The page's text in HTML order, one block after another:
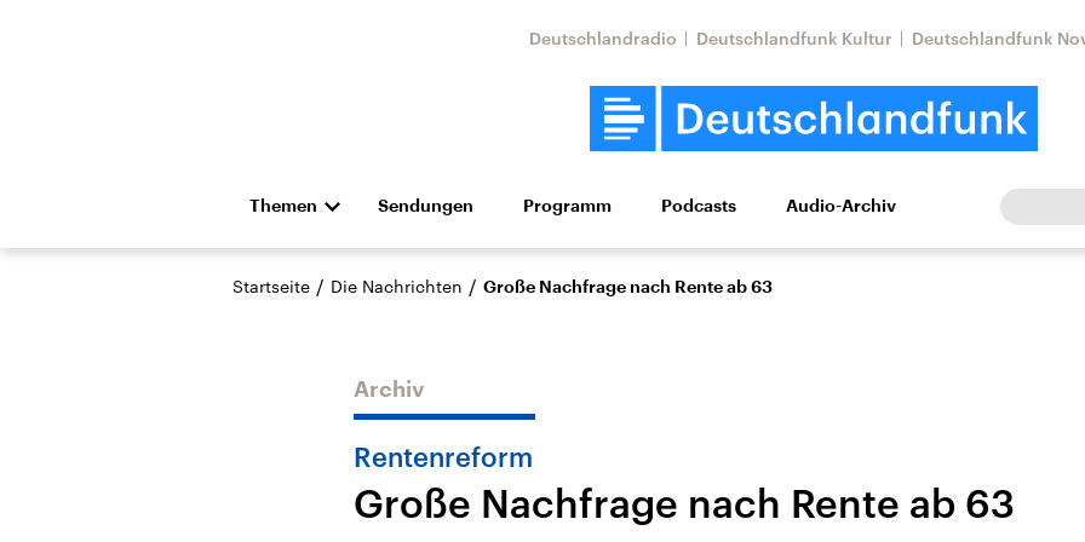
Deutschlandradio Deutschlandfunk Kultur Deutschlandfunk
Themen
Die Nachrichten Politik Wirtschaft Wissen Kultur Europa
Hörspiel und Feature Musik
Landtagswahl Sachsen-
USA
Aktuelle Beiträge,
Nahostkonflikt
Iran
Sendungen Programm Podcasts Audio-Archiv
Startseite / Die Nachrichten / Große Nachfrage nach Rente ab 63
Archiv
Rentenreform
Große Nachfrage nach Rente ab 63